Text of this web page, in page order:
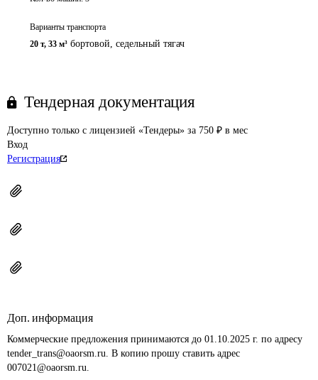
Варианты транспорта
20 т, 33 м³ бортовой, седельный тягач
Тендерная документация
Доступно только с лицензией «Тендеры» за 750 ₽ в мес
Вход
Регистрация
Доп. информация
Коммерческие предложения принимаются до 01.10.2025 г. по адресу
tender_trans@oaorsm.ru. В копию прошу ставить адрес